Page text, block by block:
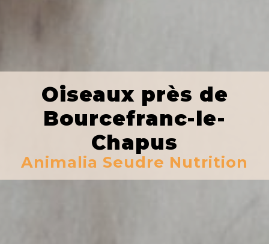
Oiseaux près de
Bourcefranc-le-
Chapus
Animalia Seudre Nutrition